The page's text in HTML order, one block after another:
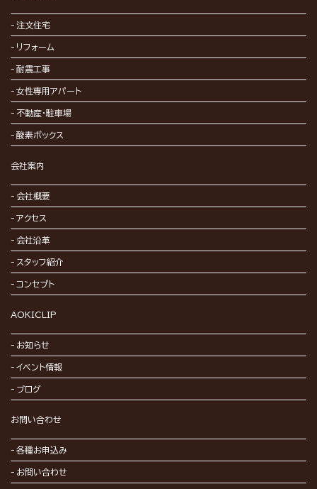
注文住宅
リフォーム
耐震工事
女性専用アパート
不動産・駐車場
酸素ボックス
会社案内
会社概要
アクセス
会社沿革
スタッフ紹介
コンセプト
AOKICLIP
お知らせ
イベント情報
ブログ
お問い合わせ
各種お申込み
お問い合わせ